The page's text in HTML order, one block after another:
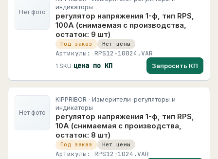
Нет фото
индикаторы
регулятор напряжения 1-ф, тип RPS,
100А (снимаемая с производства,
остаток: 9 шт)
Под заказ Нет цены
Артикулы: RPS12-10024.VAR
1 SKU цена по КП Запросить КП
Нет фото
KIPPRIBOR · Измерители-регуляторы и
индикаторы
регулятор напряжения 1-ф, тип RPS,
10А (снимаемая с производства,
остаток: 8 шт)
Под заказ Нет цены
Артикулы: RPS12-1024.VAR